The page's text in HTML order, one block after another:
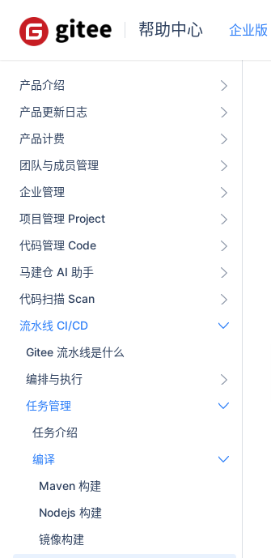
帮助中心 企业版
产品介绍
产品更新日志
产品计费
团队与成员管理
企业管理
项目管理 Project
代码管理 Code
马建仓 AI 助手
代码扫描 Scan
流水线 CI/CD
Gitee 流水线是什么
编排与执行
任务管理
任务介绍
编译
Maven 构建
Nodejs 构建
镜像构建